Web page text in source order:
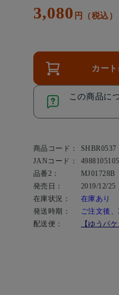
3,080 円（税込）
カー
この商品に
商品コード：
SHBR0537
JANコード：
品番2：
MJ01728B
発売日：
2019/12/25
在庫状況：
在庫あり
発送時期：
ご注文後
配送便：
【ゆうパ